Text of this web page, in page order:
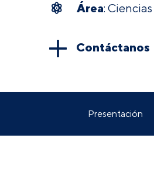
Área:
Contáctanos
Presentación